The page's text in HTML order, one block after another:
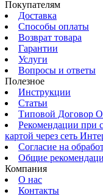
Покупателям
Доставка
Способы оплаты
Возврат товара
Гарантии
Услуги
Вопросы и ответы
Полезное
Инструкции
Статьи
Типовой Договор
Рекомендации при
картой через сеть
Согласие на
Общие
Компания
О нас
Контакты